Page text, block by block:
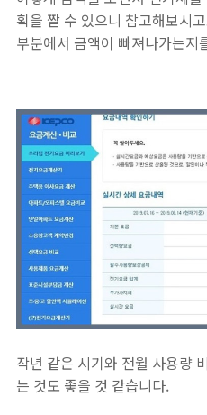
획을 짤 수 있으니 참고해보시
부분에서 금액이 빠져나가는지
작년 같은 시기와 전월 사용량
는 것도 좋을 것 같습니다.